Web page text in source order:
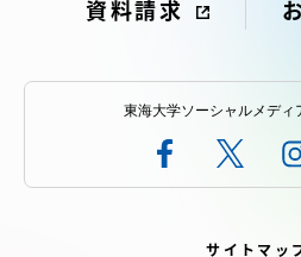
資料請求
東海大学ソーシャルメディ
サイトマッ